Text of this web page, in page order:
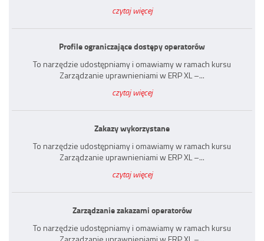
czytaj więcej
Profile ograniczające dostępy operatorów
To narzędzie udostępniamy i omawiamy w ramach kursu
Zarządzanie uprawnieniami w ERP XL –...
czytaj więcej
Zakazy wykorzystane
To narzędzie udostępniamy i omawiamy w ramach kursu
Zarządzanie uprawnieniami w ERP XL –...
czytaj więcej
Zarządzanie zakazami operatorów
To narzędzie udostępniamy i omawiamy w ramach kursu